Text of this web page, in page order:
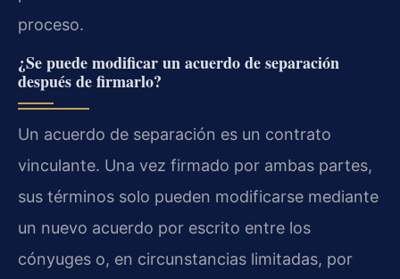
proceso.
¿Se puede modificar un acuerdo de separación
después de firmarlo?
Un acuerdo de separación es un contrato
vinculante. Una vez firmado por ambas partes,
sus términos solo pueden modificarse mediante
un nuevo acuerdo por escrito entre los
cónyuges o, en circunstancias limitadas, por